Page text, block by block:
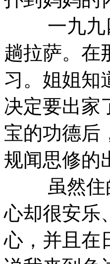
一九九四
趟拉萨。在
习。姐姐知
决定要出家
宝的功德后
规闻思修的
虽然住的
心却很安乐
心，并且在